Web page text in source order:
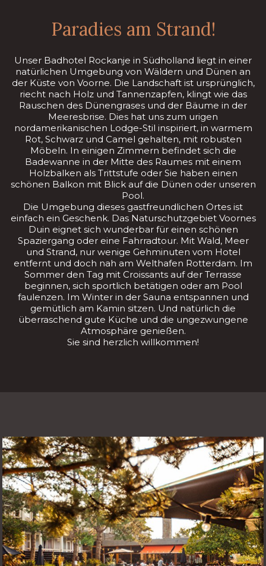
Paradies am Strand!
Unser Badhotel Rockanje in Südholland liegt in einer
natürlichen Umgebung von Wäldern und Dünen an
der Küste von Voorne. Die Landschaft ist ursprünglich,
riecht nach Holz und Tannenzapfen, klingt wie das
Rauschen des Dünengrases und der Bäume in der
Meeresbrise. Dies hat uns zum urigen
nordamerikanischen Lodge-Stil inspiriert, in warmem
Rot, Schwarz und Camel gehalten, mit robusten
Möbeln. In einigen Zimmern befindet sich die
Badewanne in der Mitte des Raumes mit einem
Holzbalken als Trittstufe oder Sie haben einen
schönen Balkon mit Blick auf die Dünen oder unseren
Pool.
Die Umgebung dieses gastfreundlichen Ortes ist
einfach ein Geschenk. Das Naturschutzgebiet Voornes
Duin eignet sich wunderbar für einen schönen
Spaziergang oder eine Fahrradtour. Mit Wald, Meer
und Strand, nur wenige Gehminuten vom Hotel
entfernt und doch nah am Welthafen Rotterdam. Im
Sommer den Tag mit Croissants auf der Terrasse
beginnen, sich sportlich betätigen oder am Pool
faulenzen. Im Winter in der Sauna entspannen und
gemütlich am Kamin sitzen. Und natürlich die
überraschend gute Küche und die ungezwungene
Atmosphäre genießen.
Sie sind herzlich willkommen!